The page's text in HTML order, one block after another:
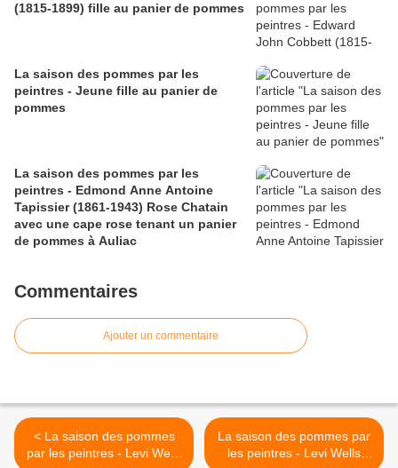
(1815-1899) fille au panier de pommes
La saison des pommes par les
peintres - Jeune fille au panier de
pommes
La saison des pommes par les
peintres - Edmond Anne Antoine
Tapissier (1861-1943) Rose Chatain
avec une cape rose tenant un panier
de pommes à Auliac
Commentaires
Ajouter un commentaire
< La saison des pommes
par les peintres - Levi Wells
La saison des pommes par
les peintres - Levi Wells